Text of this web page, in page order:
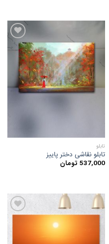
افزودن
به
علاقه
مندی
ها
تابلو
تابلو نقاشی دختر پاییز
537,000 تومان